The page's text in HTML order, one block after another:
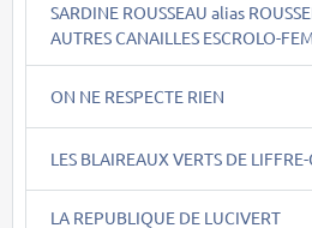
SARDINE ROUSSEAU alias
AUTRES CANAILLES ESCROLO-
ON NE RESPECTE RIEN
LES BLAIREAUX VERTS DE
LA REPUBLIQUE DE LUCIVERT